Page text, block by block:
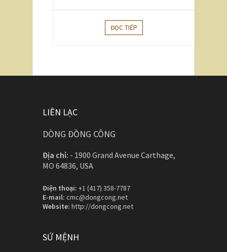
ĐỌC TIẾP
LIÊN LẠC
DÒNG ĐỒNG CÔNG
Địa chỉ: - 1900 Grand Avenue Carthage,
MO 64836, USA
Điện thoại: +1 (417) 358-7787
E-mail: cmc@dongcong.net
Website: http://dongcong.net
SỨ MỆNH